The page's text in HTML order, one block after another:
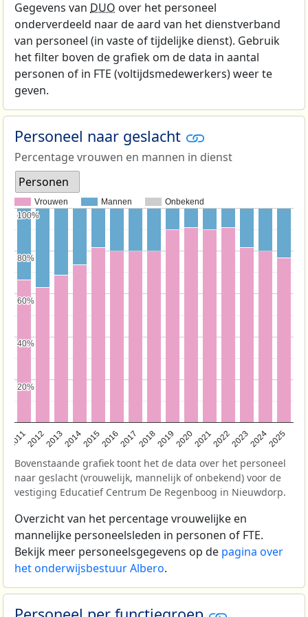
Gegevens van DUO over het personeel
onderverdeeld naar de aard van het dienstverband
van personeel (in vaste of tijdelijke dienst). Gebruik
het filter boven de grafiek om de data in aantal
personen of in FTE (voltijdsmedewerkers) weer te
geven.
Personeel naar geslacht
Percentage vrouwen en mannen in dienst
Personen
Vrouwen Mannen Onbekend
201120122013201420152016201720182019202020212022202320242025
20%
20%
40%
40%
60%
60%
80%
80%
100%
100%
Bovenstaande grafiek toont het de data over het personeel
naar geslacht (vrouwelijk, mannelijk of onbekend) voor de
vestiging Educatief Centrum De Regenboog in Nieuwdorp.
Overzicht van het percentage vrouwelijke en
mannelijke personeelsleden in personen of FTE.
Bekijk meer personeelsgegevens op de pagina over
het onderwijsbestuur Albero.